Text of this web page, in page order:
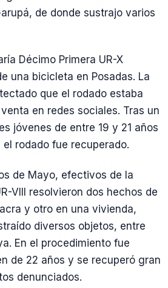
de donde sustrajo varios
Décimo Primera UR-X
una bicicleta en Posadas. La
que el rodado estaba
en redes sociales. Tras un
jóvenes de entre 19 y 21 años
rodado fue recuperado.
de Mayo, efectivos de la
VIII resolvieron dos hechos de
y otro en una vivienda,
diversos objetos, entre
En el procedimiento fue
de 22 años y se recuperó gran
denunciados.